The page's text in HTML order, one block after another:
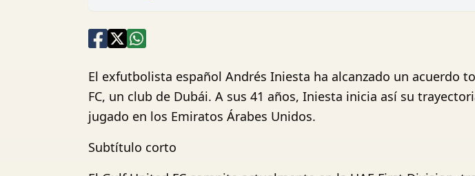
El exfutbolista español Andrés Iniesta ha alcanzado un acuerdo
FC, un club de Dubái. A sus 41 años, Iniesta inicia así su
jugado en los Emiratos Árabes Unidos.
Subtítulo corto